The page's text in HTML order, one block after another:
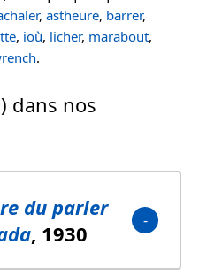
, astheure, barrer,
, ioù, licher, marabout,
.
dans nos
du parler
, 1930